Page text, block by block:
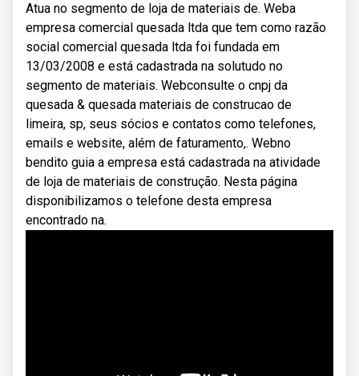
Atua no segmento de loja de materiais de. Weba
empresa comercial quesada ltda que tem como razão
social comercial quesada ltda foi fundada em
13/03/2008 e está cadastrada na solutudo no
segmento de materiais. Webconsulte o cnpj da
quesada & quesada materiais de construcao de
limeira, sp, seus sócios e contatos como telefones,
emails e website, além de faturamento,. Webno
bendito guia a empresa está cadastrada na atividade
de loja de materiais de construção. Nesta página
disponibilizamos o telefone desta empresa
encontrado na.